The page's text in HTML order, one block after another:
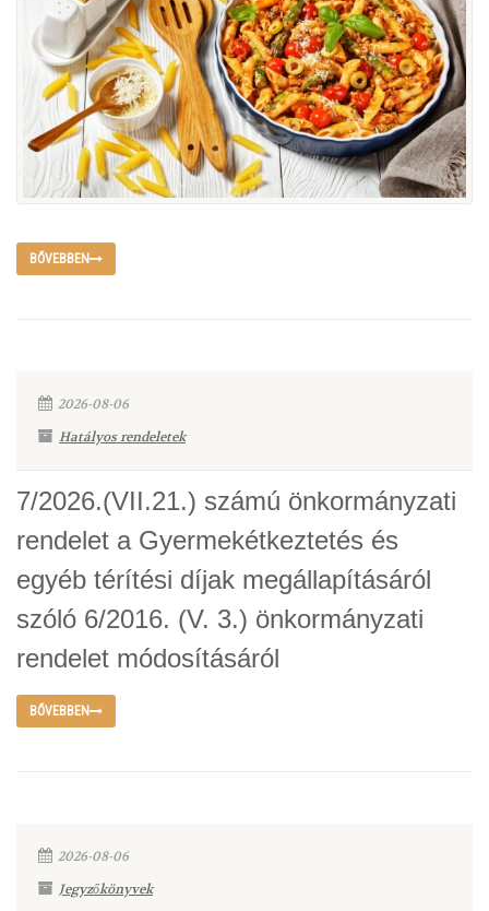
BŐVEBBEN
2026-08-06
Hatályos rendeletek
7/2026.(VII.21.) számú önkormányzati
rendelet a Gyermekétkeztetés és
egyéb térítési díjak megállapításáról
szóló 6/2016. (V. 3.) önkormányzati
rendelet módosításáról
BŐVEBBEN
2026-08-06
Jegyzőkönyvek